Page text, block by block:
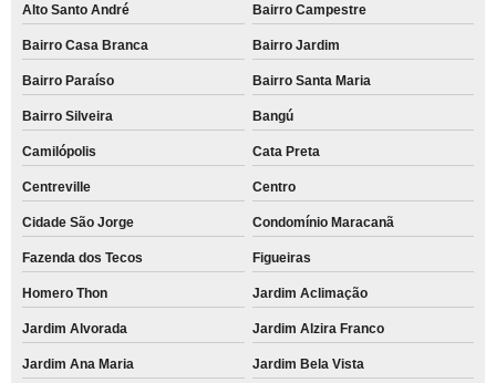
Alto Santo André Bairro Campestre
Bairro Casa Branca Bairro Jardim
Bairro Paraíso Bairro Santa Maria
Bairro Silveira Bangú
Camilópolis Cata Preta
Centreville Centro
Cidade São Jorge Condomínio Maracanã
Fazenda dos Tecos Figueiras
Homero Thon Jardim Aclimação
Jardim Alvorada Jardim Alzira Franco
Jardim Ana Maria Jardim Bela Vista